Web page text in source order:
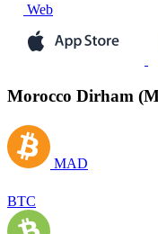
Web
Morocco Dirham
MAD
BTC